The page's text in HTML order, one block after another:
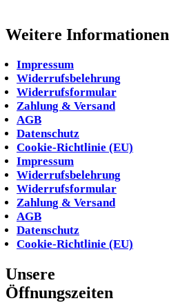
Weitere Informationen
Impressum
Widerrufsbelehrung
Widerrufsformular
Zahlung & Versand
AGB
Datenschutz
Cookie-Richtlinie (EU)
Impressum
Widerrufsbelehrung
Widerrufsformular
Zahlung & Versand
AGB
Datenschutz
Cookie-Richtlinie (EU)
Unsere
Öffnungszeiten